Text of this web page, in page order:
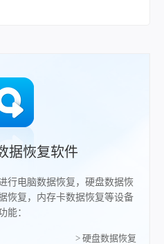
据恢复软件
行电脑数据恢复，硬盘数据恢
恢复，内存卡数据恢复等设备
能：
> 硬盘数据恢复